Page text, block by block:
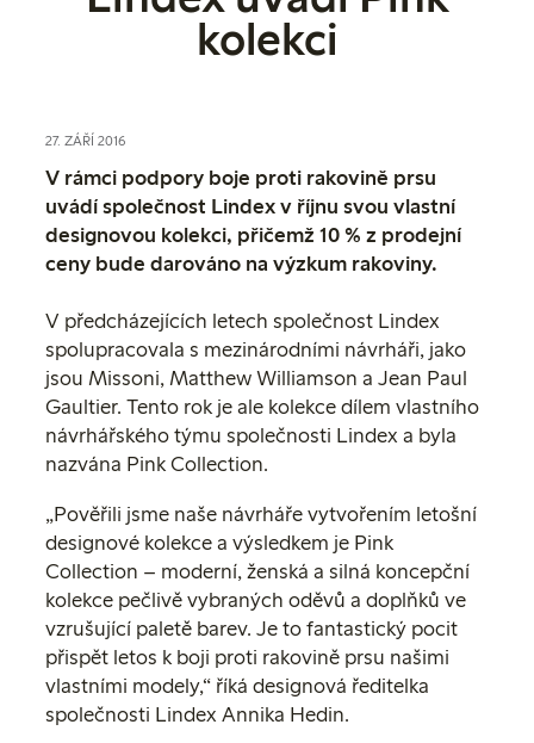
kolekci
27. ZÁŘÍ 2016
V rámci podpory boje proti rakovině prsu
uvádí společnost Lindex v říjnu svou vlastní
designovou kolekci, přičemž 10 % z prodejní
ceny bude darováno na výzkum rakoviny.
V předcházejících letech společnost Lindex
spolupracovala s mezinárodními návrháři, jako
jsou Missoni, Matthew Williamson a Jean Paul
Gaultier. Tento rok je ale kolekce dílem vlastního
návrhářského týmu společnosti Lindex a byla
nazvána Pink Collection.
„Pověřili jsme naše návrháře vytvořením letošní
designové kolekce a výsledkem je Pink
Collection – moderní, ženská a silná koncepční
kolekce pečlivě vybraných oděvů a doplňků ve
vzrušující paletě barev. Je to fantastický pocit
přispět letos k boji proti rakovině prsu našimi
vlastními modely,“ říká designová ředitelka
společnosti Lindex Annika Hedin.